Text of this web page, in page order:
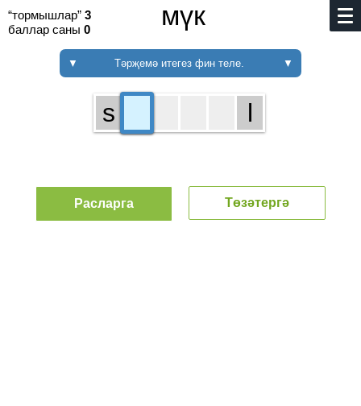
“тормышлар” 3
баллар саны 0 мүк
▼ Тәрҗемә итегез фин теле. ▼